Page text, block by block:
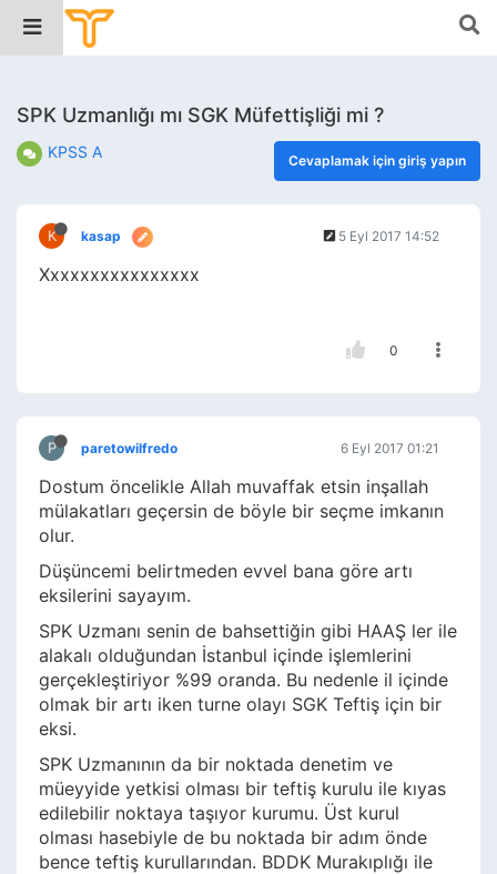
SPK Uzmanlığı mı SGK Müfettişliği mi ?
KPSS A Cevaplamak için giriş yapın
K kasap 5 Eyl 2017 14:52
Xxxxxxxxxxxxxxxx
0
P paretowilfredo 6 Eyl 2017 01:21
Dostum öncelikle Allah muvaffak etsin inşallah
mülakatları geçersin de böyle bir seçme imkanın
olur.
Düşüncemi belirtmeden evvel bana göre artı
eksilerini sayayım.
SPK Uzmanı senin de bahsettiğin gibi HAAŞ ler ile
alakalı olduğundan İstanbul içinde işlemlerini
gerçekleştiriyor %99 oranda. Bu nedenle il içinde
olmak bir artı iken turne olayı SGK Teftiş için bir
eksi.
SPK Uzmanının da bir noktada denetim ve
müeyyide yetkisi olması bir teftiş kurulu ile kıyas
edilebilir noktaya taşıyor kurumu. Üst kurul
olması hasebiyle de bu noktada bir adım önde
bence teftiş kurullarından. BDDK Murakıplığı ile